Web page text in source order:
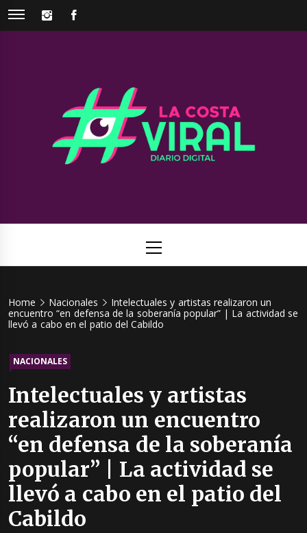
Skip
INSTAGRAM
Viral
Menu
Home Nacionales
Intelectuales y artistas realizaron un
encuentro “en defensa de la soberanía popular” | La actividad se
llevó a cabo en el patio del Cabildo
NACIONALES
Intelectuales y artistas
realizaron un encuentro
“en defensa de la soberanía
popular” | La actividad se
llevó a cabo en el patio del
Cabildo